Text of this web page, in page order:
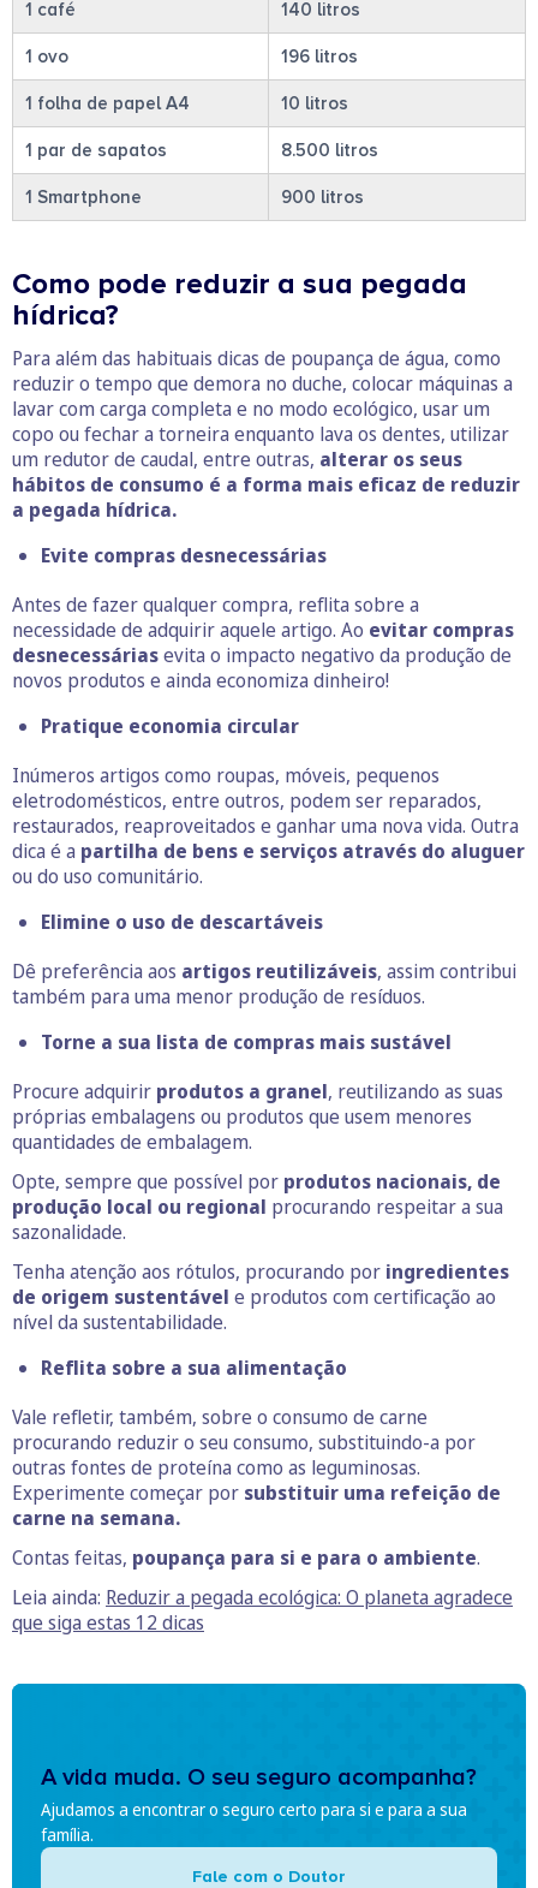
1 café 140 litros
1 ovo 196 litros
1 folha de papel A4 10 litros
1 par de sapatos 8.500 litros
1 Smartphone 900 litros
Como pode reduzir a sua pegada
hídrica?
Para além das habituais dicas de poupança de água, como
reduzir o tempo que demora no duche, colocar máquinas a
lavar com carga completa e no modo ecológico, usar um
copo ou fechar a torneira enquanto lava os dentes, utilizar
um redutor de caudal, entre outras, alterar os seus
hábitos de consumo é a forma mais eficaz de reduzir
a pegada hídrica.
Evite compras desnecessárias
Antes de fazer qualquer compra, reflita sobre a
necessidade de adquirir aquele artigo. Ao evitar compras
desnecessáriasevita o impacto negativo da produção de
novos produtos e ainda economiza dinheiro!
Pratique economia circular
Inúmeros artigos como roupas, móveis, pequenos
eletrodomésticos, entre outros, podem ser reparados,
restaurados, reaproveitados e ganhar uma nova vida. Outra
dica é a partilha de bens e serviços através do aluguer
ou do uso comunitário.
Elimine o uso de descartáveis
Dê preferência aos artigos reutilizáveis, assim contribui
também para uma menor produção de resíduos.
Torne a sua lista de compras mais sustável
Procure adquirir produtos a granel, reutilizando as suas
próprias embalagens ou produtos que usem menores
quantidades de embalagem.
Opte, sempre que possível por produtos nacionais, de
produção local ou regional procurando respeitar a sua
sazonalidade.
Tenha atenção aos rótulos, procurando por ingredientes
de origem sustentável e produtos com certificação ao
nível da sustentabilidade.
Reflita sobre a sua alimentação
Vale refletir, também, sobre o consumo de carne
procurando reduzir o seu consumo, substituindo-a por
outras fontes de proteína como as leguminosas.
Experimente começar por substituir uma refeição de
carne na semana.
Contas feitas, poupança para si e para o ambiente.
Leia ainda: Reduzir a pegada ecológica: O planeta agradece
que siga estas 12 dicas
A vida muda. O seu seguro acompanha?
Ajudamos a encontrar o seguro certo para si e para a sua
família.
Fale com o Doutor